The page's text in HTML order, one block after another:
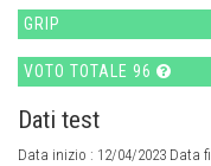
GRIP
VOTO TOTALE 96
Dati test
Data inizio : 12/04/2023 Data